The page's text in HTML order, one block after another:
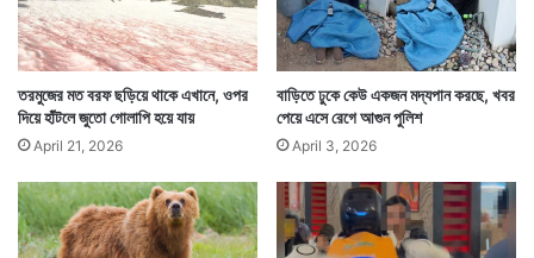
Tags California Lockdown
র
বা
ন্টি
অ
উ
র
ব
লি
তরমুজের মত বরফ ছড়িয়ে থাকে এখানে, ওপর
দিয়ে হাঁটলে জুতো গোলাপি হয়ে যায়
April 21, 2026
বাড়িতে ঢুকে কেউ একজন মদ্যপান করছে, খবর
পেয়ে এসে রেগে আগুন পুলিশ
April 3, 2026